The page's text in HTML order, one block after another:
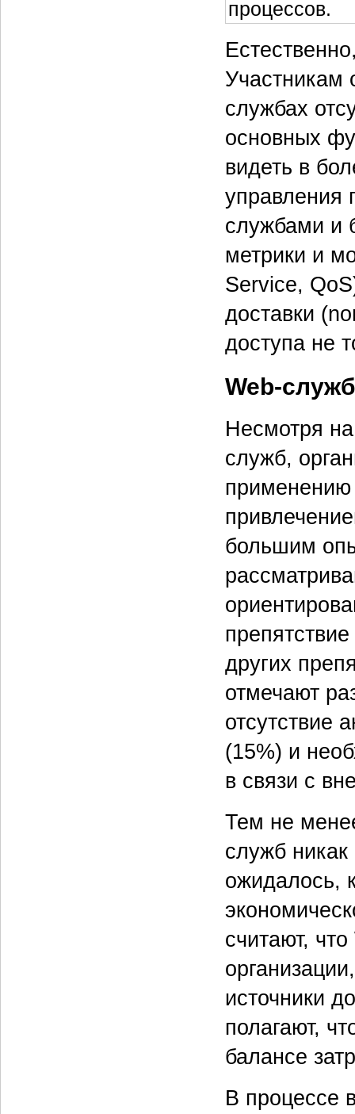
процессов.
Участникам
службах
основных
видеть в
управления
службами и
метрики и
Service,
доставки
доступа не
Web-
Несмотря
служб,
большим
других
отмечают
отсутствие
(15%) и
в связи с
Тем не
служб
ожидалось,
считают,
источники
полагают,
балансе
В процессе